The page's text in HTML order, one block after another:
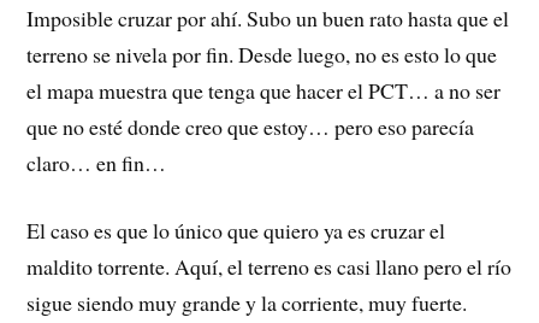
Imposible cruzar por ahí. Subo un buen rato hasta que el
terreno se nivela por fin. Desde luego, no es esto lo que
el mapa muestra que tenga que hacer el PCT… a no ser
que no esté donde creo que estoy… pero eso parecía
claro… en fin…
El caso es que lo único que quiero ya es cruzar el
maldito torrente. Aquí, el terreno es casi llano pero el río
sigue siendo muy grande y la corriente, muy fuerte.